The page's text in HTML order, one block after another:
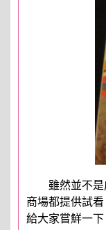
雖然並不是成
商場都提供試
給大家嘗鮮一下